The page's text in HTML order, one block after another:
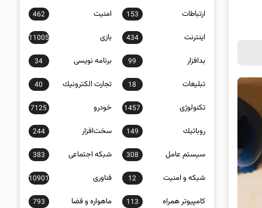
ارتباطات 153 امنيت 462
اينترنت 434 بازی 11005
بدافزار 99 برنامه نويسی 34
تبلیغات 18 تجارت الكترونيك 40
تکنولوژی 1457 خودرو 7125
روباتيك 149 سخت‌افزار 244
سيستم عامل 308 شبكه اجتماعی 383
شبكه و امنيت 12 فناوری 10901
كامپيوتر همراه 113 ماهواره و فضا 793